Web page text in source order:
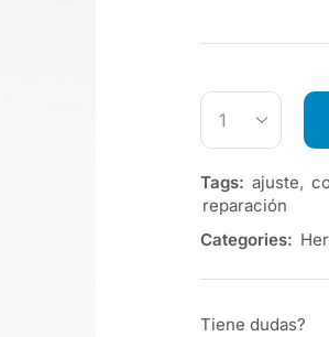
Tags: ajuste,
reparación
Categories:
Tiene dudas?